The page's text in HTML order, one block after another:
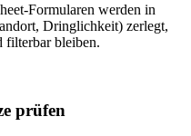
Formularen werden in
Dringlichkeit) zerlegt,
filterbar bleiben.
prüfen